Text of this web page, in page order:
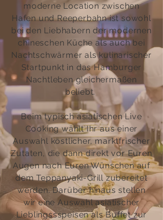
moderne Location zwischen
Hafen und Reeperbahn ist sowohl
bei den Liebhabern der modernen
chineschen Küche als auch bei
Nachtschwärmer als kulinarischer
Startpunkt in das Hamburger
Nachtleben gleichermaßen
beliebt.
Beim typisch asiatischen Live
Cooking wählt Ihr aus einer
Auswahl köstlicher, marktfrischer
Zutaten, die dann direkt vor Euren
Augen nach Euren Wünschen auf
dem Teppanyaki-Grill zubereitet
werden. Darüber hinaus stellen
wir eine Auswahl asiatischer
Lieblingssspeisen als Buffet zur